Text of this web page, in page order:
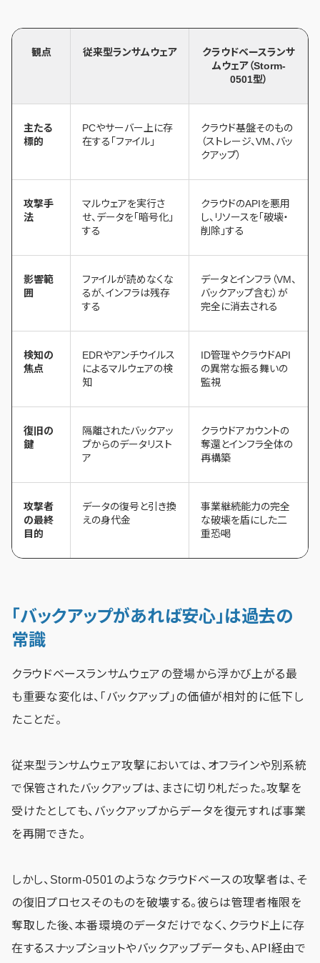
観点 従来型ランサムウェア
クラウドベースランサ
ムウェア（Storm-
0501型）
主たる
標的
PCやサーバー上に存
在する「ファイル」
クラウド基盤そのもの
（ストレージ、VM、バッ
クアップ）
攻撃手
法
マルウェアを実行さ
せ、データを「暗号化」
する
クラウドのAPIを悪用
し、リソースを「破壊・
削除」する
影響範
囲
ファイルが読めなくな
るが、インフラは残存
する
データとインフラ（VM、
バックアップ含む）が
完全に消去される
検知の
焦点
EDRやアンチウイルス
によるマルウェアの検
知
ID管理やクラウドAPI
の異常な振る舞いの
監視
復旧の
鍵
隔離されたバックアッ
プからのデータリスト
ア
クラウドアカウントの
奪還とインフラ全体の
再構築
攻撃者
の最終
目的
データの復号と引き換
えの身代金
事業継続能力の完全
な破壊を盾にした二
重恐喝
「バックアップがあれば安心」は過去の
常識
クラウドベースランサムウェアの登場から浮かび上がる最
も重要な変化は、「バックアップ」の価値が相対的に低下し
たことだ。
従来型ランサムウェア攻撃においては、オフラインや別系統
で保管されたバックアップは、まさに切り札だった。攻撃を
受けたとしても、バックアップからデータを復元すれば事業
を再開できた。
しかし、Storm-0501のようなクラウドベースの攻撃者は、そ
の復旧プロセスそのものを破壊する。彼らは管理者権限を
奪取した後、本番環境のデータだけでなく、クラウド上に存
在するスナップショットやバックアップデータも、API経由で